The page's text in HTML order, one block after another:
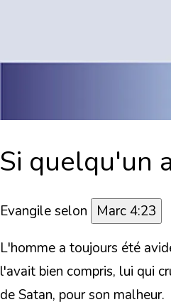
Si quelqu'un
Evangile selon
Marc 4:23
L'homme a toujours été
l'avait bien compris, lui qui
de Satan, pour son malheur.